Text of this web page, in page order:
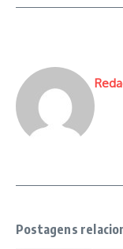
Postagens